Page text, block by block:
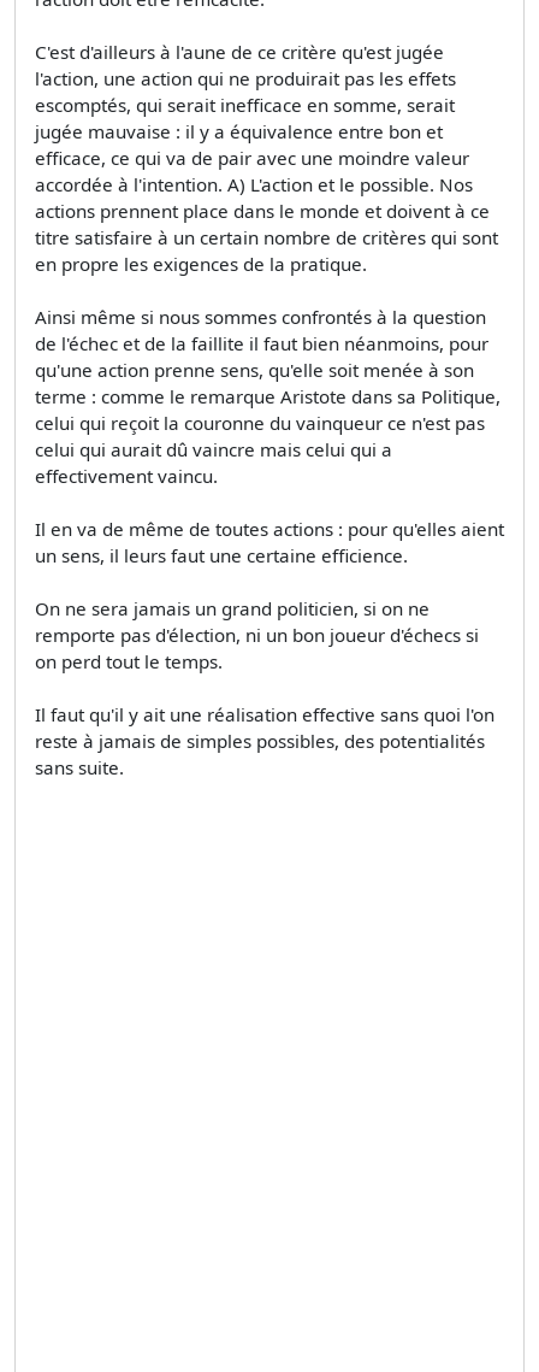
C'est d'ailleurs à l'aune de ce critère qu'est jugée
l'action, une action qui ne produirait pas les effets
escomptés, qui serait inefficace en somme, serait
jugée mauvaise : il y a équivalence entre bon et
efficace, ce qui va de pair avec une moindre valeur
accordée à l'intention. A) L'action et le possible. Nos
actions prennent place dans le monde et doivent à ce
titre satisfaire à un certain nombre de critères qui sont
en propre les exigences de la pratique.
Ainsi même si nous sommes confrontés à la question
de l'échec et de la faillite il faut bien néanmoins, pour
qu'une action prenne sens, qu'elle soit menée à son
terme : comme le remarque Aristote dans sa Politique,
celui qui reçoit la couronne du vainqueur ce n'est pas
celui qui aurait dû vaincre mais celui qui a
effectivement vaincu.
Il en va de même de toutes actions : pour qu'elles aient
un sens, il leurs faut une certaine efficience.
On ne sera jamais un grand politicien, si on ne
remporte pas d'élection, ni un bon joueur d'échecs si
on perd tout le temps.
Il faut qu'il y ait une réalisation effective sans quoi l'on
reste à jamais de simples possibles, des potentialités
sans suite.